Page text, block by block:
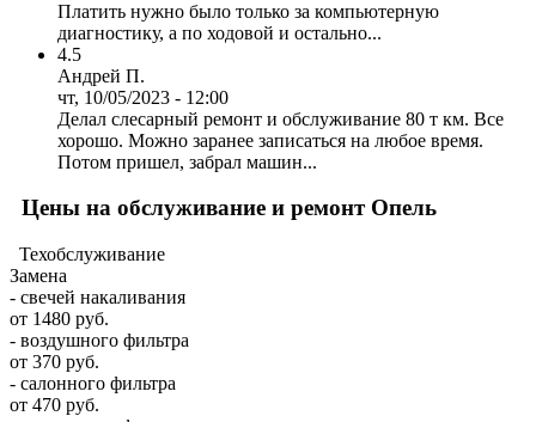
Платить нужно было только за компьютерную
диагностику, а по ходовой и остально...
4.5
Андрей П.
чт, 10/05/2023 - 12:00
Делал слесарный ремонт и обслуживание 80 т км. Все
хорошо. Можно заранее записаться на любое время.
Потом пришел, забрал машин...
Цены на обслуживание и ремонт Опель
Техобслуживание
Замена
- свечей накаливания
от 1480 руб.
- воздушного фильтра
от 370 руб.
- салонного фильтра
от 470 руб.